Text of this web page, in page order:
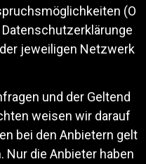
(O
jeweiligen Netzwerk
und der Geltend
weisen wir darauf
bei den Anbietern gelt
Nur die Anbieter haben